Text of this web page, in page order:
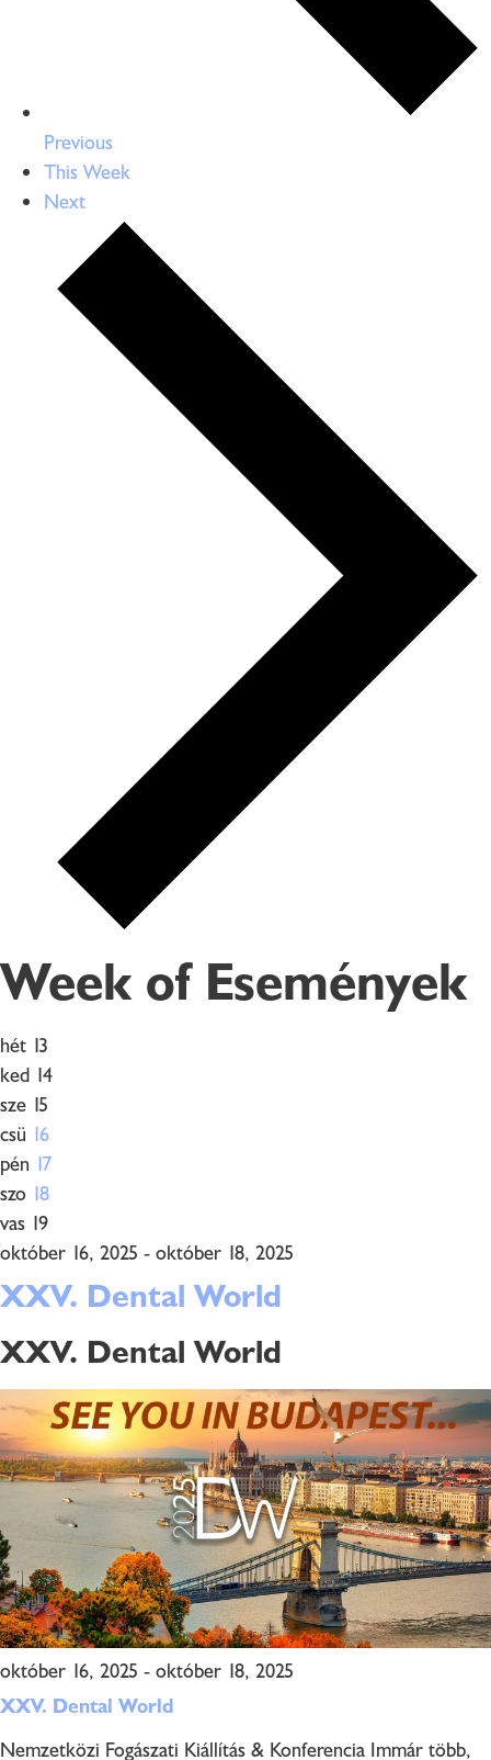
Previous
This Week
Next
Week of Események
hét 13
ked 14
sze 15
csü 16
pén 17
szo 18
vas 19
október 16, 2025 - október 18, 2025
XXV. Dental World
XXV. Dental World
október 16, 2025 - október 18, 2025
XXV. Dental World
Nemzetközi Fogászati Kiállítás & Konferencia Immár több,